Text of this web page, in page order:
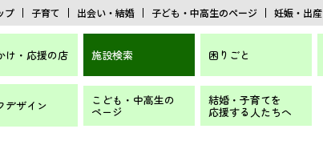
プ 子育て 出会い・結婚 子ども・中高生のページ 妊娠・出産
け・応援の店 施設検索 困りごと
デザイン こども・中高生の
ページ
結婚・子育てを
応援する人たちへ